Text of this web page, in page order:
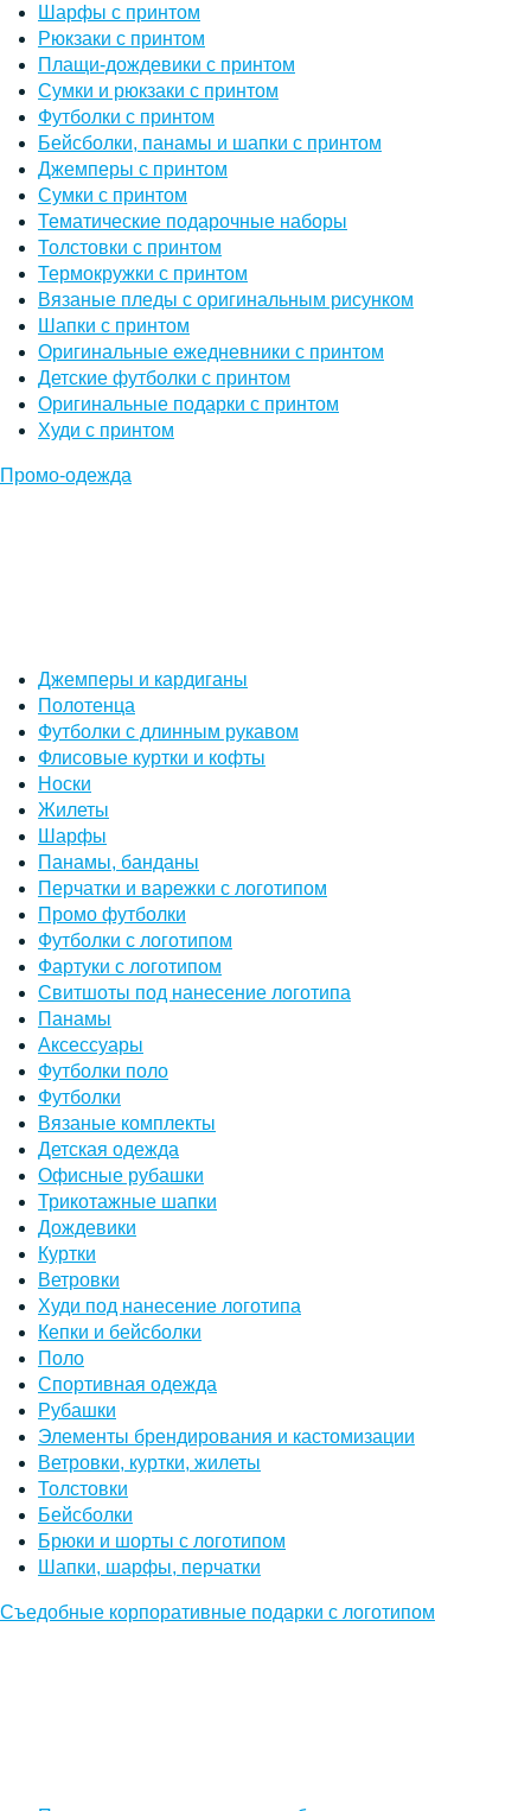
Шарфы с принтом
Рюкзаки с принтом
Плащи-дождевики с принтом
Сумки и рюкзаки с принтом
Футболки с принтом
Бейсболки, панамы и шапки с принтом
Джемперы с принтом
Сумки с принтом
Тематические подарочные наборы
Толстовки с принтом
Термокружки с принтом
Вязаные пледы с оригинальным рисунком
Шапки с принтом
Оригинальные ежедневники с принтом
Детские футболки с принтом
Оригинальные подарки с принтом
Худи с принтом
Промо-одежда
Джемперы и кардиганы
Полотенца
Футболки с длинным рукавом
Флисовые куртки и кофты
Носки
Жилеты
Шарфы
Панамы, банданы
Перчатки и варежки с логотипом
Промо футболки
Футболки с логотипом
Фартуки с логотипом
Свитшоты под нанесение логотипа
Панамы
Аксессуары
Футболки поло
Футболки
Вязаные комплекты
Детская одежда
Офисные рубашки
Трикотажные шапки
Дождевики
Куртки
Ветровки
Худи под нанесение логотипа
Кепки и бейсболки
Поло
Спортивная одежда
Рубашки
Элементы брендирования и кастомизации
Ветровки, куртки, жилеты
Толстовки
Бейсболки
Брюки и шорты с логотипом
Шапки, шарфы, перчатки
Съедобные корпоративные подарки с логотипом